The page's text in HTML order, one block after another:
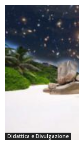
Didattica e Divulgazione